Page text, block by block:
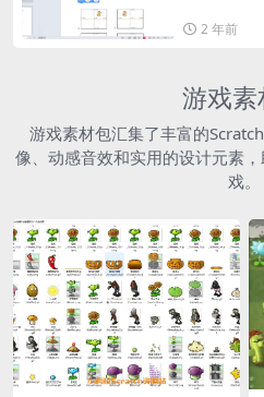
2 年前
游戏
游戏素材包汇集了丰富的
像、动感音效和实用的设计元素
戏。